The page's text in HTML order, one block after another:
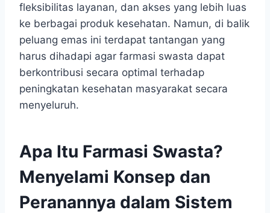
fleksibilitas layanan, dan akses yang lebih luas
ke berbagai produk kesehatan. Namun, di balik
peluang emas ini terdapat tantangan yang
harus dihadapi agar farmasi swasta dapat
berkontribusi secara optimal terhadap
peningkatan kesehatan masyarakat secara
menyeluruh.
Apa Itu Farmasi Swasta?
Menyelami Konsep dan
Peranannya dalam Sistem